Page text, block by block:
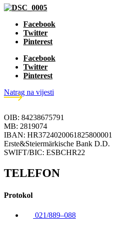
Facebook
Twitter
Pinterest
Facebook
Twitter
Pinterest
Natrag na vijesti
OIB: 84238675791
MB: 2819074
IBAN: HR3724020061825800001
Erste&Steiermärkische Bank D.D.
SWIFT/BIC: ESBCHR22
TELEFON
Protokol
021/889–088